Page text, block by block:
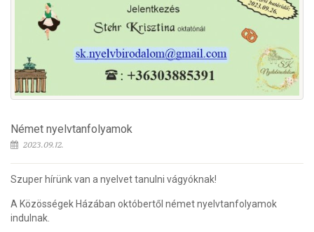
Német nyelvtanfolyamok
2023.09.12.
Szuper hírünk van a nyelvet tanulni vágyóknak!
A Közösségek Házában októbertől német nyelvtanfolyamok
indulnak.